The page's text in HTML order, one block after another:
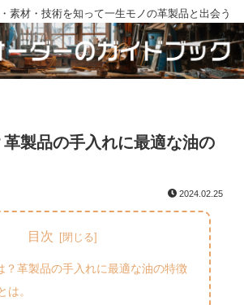
素材・技術を知って一生モノの革製品と出会う
製品の手入れに最適な油の
2024.02.25
目次
？革製品の手入れに最適な油の特徴
は。